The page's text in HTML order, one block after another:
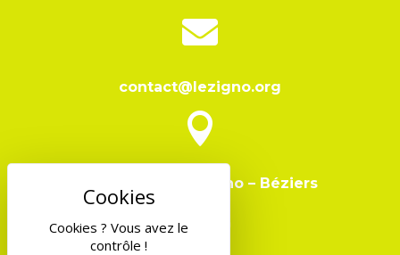
Cookies ? Vous avez le
contrôle !

contact@lezigno.org

Domaine de Lézigno – Béziers